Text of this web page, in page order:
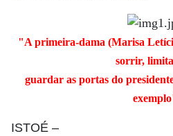
"A primeira-dama (Marisa
sorrir,
guardar as portas do
ISTOÉ –